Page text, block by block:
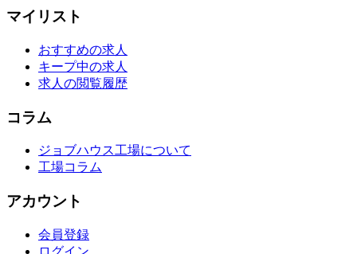
マイリスト
おすすめの求人
キープ中の求人
求人の閲覧履歴
コラム
ジョブハウス工場について
工場コラム
アカウント
会員登録
ログイン